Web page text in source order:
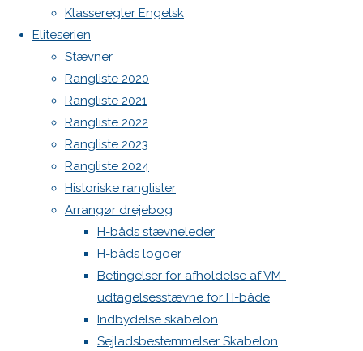
Klasseregler Engelsk
Eliteserien
Stævner
Rangliste 2020
Rangliste 2021
Rangliste 2022
Rangliste 2023
Rangliste 2024
Historiske ranglister
Arrangør drejebog
H-båds stævneleder
H-båds logoer
Betingelser for afholdelse af VM-
udtagelsesstævne for H-både
Indbydelse skabelon
Sejladsbestemmelser Skabelon
Previous
image
Next
image
Skriv
et
svar
Din e-
mailadresse
WordPress.org